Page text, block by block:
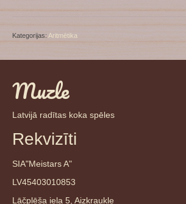
Kategorijas: Aritmētika
Muzle
Latvijā radītas koka spēles
Rekvizīti
SIA"Meistars A"
LV45403010853
Lāčplēša iela 5, Aizkraukle